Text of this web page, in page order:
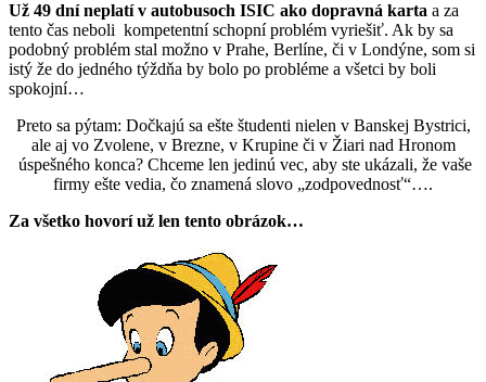
Už 49 dní neplatí v autobusoch ISIC ako dopravná karta a za
tento čas neboli kompetentní schopní problém vyriešiť. Ak by sa
podobný problém stal možno v Prahe, Berlíne, či v Londýne, som si
istý že do jedného týždňa by bolo po probléme a všetci by boli
spokojní…
Preto sa pýtam: Dočkajú sa ešte študenti nielen v Banskej Bystrici,
ale aj vo Zvolene, v Brezne, v Krupine či v Žiari nad Hronom
úspešného konca? Chceme len jedinú vec, aby ste ukázali, že vaše
firmy ešte vedia, čo znamená slovo „zodpovednosť“….
Za všetko hovorí už len tento obrázok…